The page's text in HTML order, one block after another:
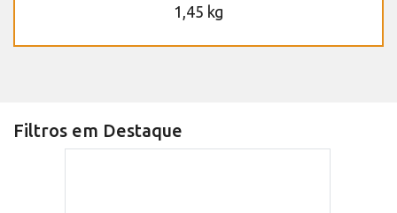
1,45 kg
Filtros em Destaque